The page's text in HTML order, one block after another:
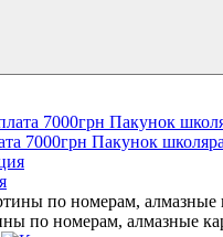
7000грн Пакунок школяра
по номерам, алмазные